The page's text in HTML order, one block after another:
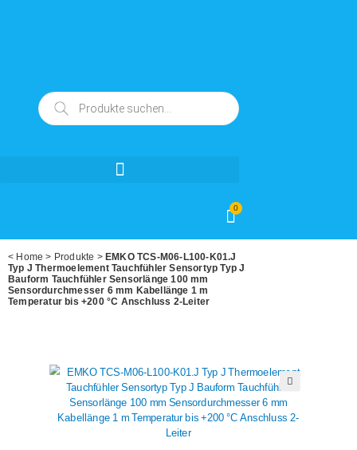
0
< Home > Produkte > EMKO TCS-M06-L100-K01.J
Typ J Thermoelement Tauchfühler Sensortyp Typ J
Bauform Tauchfühler Sensorlänge 100 mm
Sensordurchmesser 6 mm Kabellänge 1 m
Temperatur bis +200 °C Anschluss 2-Leiter
🔍